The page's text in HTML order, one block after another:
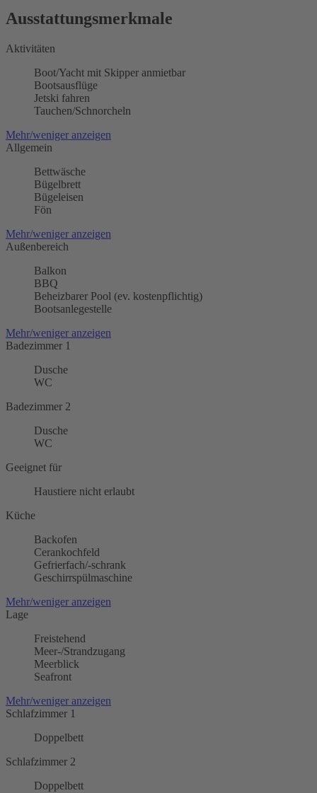
Ausstattungsmerkmale
Aktivitäten
Boot/Yacht mit Skipper anmietbar
Bootsausflüge
Jetski fahren
Tauchen/Schnorcheln
Mehr/weniger anzeigen
Allgemein
Bettwäsche
Bügelbrett
Bügeleisen
Fön
Mehr/weniger anzeigen
Außenbereich
Balkon
BBQ
Beheizbarer Pool (ev. kostenpflichtig)
Bootsanlegestelle
Mehr/weniger anzeigen
Badezimmer 1
Dusche
WC
Badezimmer 2
Dusche
WC
Geeignet für
Haustiere nicht erlaubt
Küche
Backofen
Cerankochfeld
Gefrierfach/-schrank
Geschirrspülmaschine
Mehr/weniger anzeigen
Lage
Freistehend
Meer-/Strandzugang
Meerblick
Seafront
Mehr/weniger anzeigen
Schlafzimmer 1
Doppelbett
Schlafzimmer 2
Doppelbett